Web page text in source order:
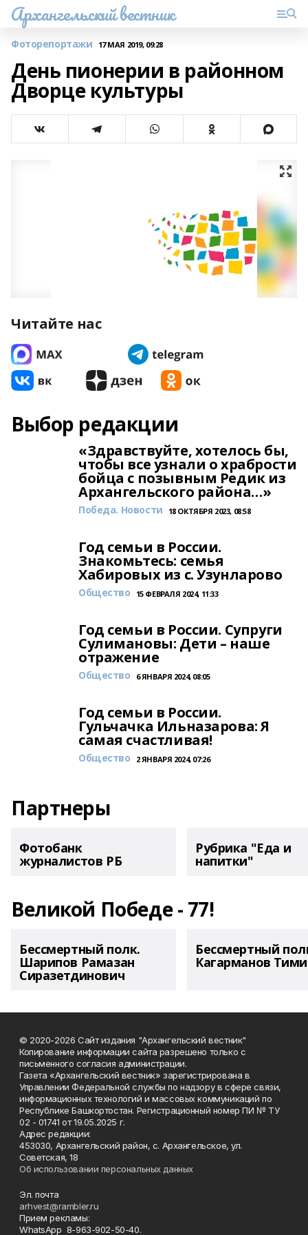
Архангельский вестник
Фоторепортажи 17 МАЯ 2019, 09:28
День пионерии в районном
Дворце культуры
Читайте нас
Выбор редакции
«Здравствуйте, хотелось бы,
чтобы все узнали о храбрости
бойца с позывным Редик из
Архангельского района…»
Победа. Новости 18 ОКТЯБРЯ 2023, 08:58
Год семьи в России.
Знакомьтесь: семья
Хабировых из с. Узунларово
Общество 15 ФЕВРАЛЯ 2024, 11:33
Год семьи в России. Супруги
Сулимановы: Дети – наше
отражение
Общество 6 ЯНВАРЯ 2024, 08:05
Год семьи в России.
Гульчачка Ильназарова: Я
самая счастливая!
Общество 2 ЯНВАРЯ 2024, 07:26
Партнеры
Фотобанк
журналистов РБ
Рубрика "Еда и
напитки"
Великой Победе - 77!
Бессмертный полк.
Шарипов Рамазан
Сиразетдинович
Бессмертный
Кагарманов
© 2020-2026 Сайт издания "Архангельский вестник"
Копирование информации сайта разрешено только с
письменного согласия администрации.
Газета «Архангельский вестник» зарегистрирована в
Управлении Федеральной службы по надзору в сфере связи,
информационных технологий и массовых коммуникаций по
Республике Башкортостан. Регистрационный номер ПИ № ТУ
02 - 01741 от 19.05.2025 г.
Адрес редакции:
453030, Архангельский район, с. Архангельское, ул.
Советская, 18
Об использовании персональных данных
Эл. почта
arhvest@rambler.ru
Прием рекламы:
WhatsApp 8-963-902-50-40.